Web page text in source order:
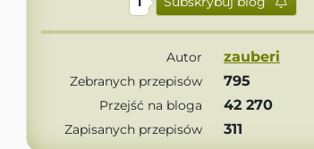
Autor zauberi
Zebranych przepisów 795
Przejść na bloga 42 270
Zapisanych przepisów 311